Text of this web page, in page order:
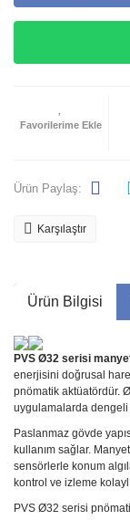
Ürün Paylaş:
Karşılaştır
Ürün Bilgisi
PVS Ø32 serisi
enerjisini doğrusal
pnömatik aktüatördür.
uygulamalarda
Paslanmaz gövde
kullanım sağlar.
sensörlerle konum
kontrol ve izleme
PVS Ø32 serisi